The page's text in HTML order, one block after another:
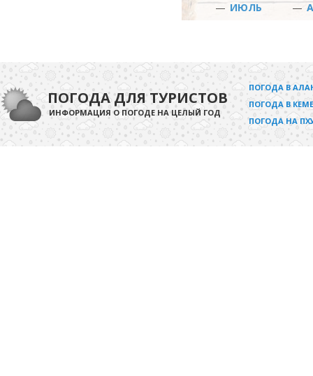
— ИЮЛЬ —
ПОГОДА ДЛЯ ТУРИСТОВ
ИНФОРМАЦИЯ О ПОГОДЕ НА ЦЕЛЫЙ ГОД
ПОГОДА В
ПОГОДА В
ПОГОДА НА